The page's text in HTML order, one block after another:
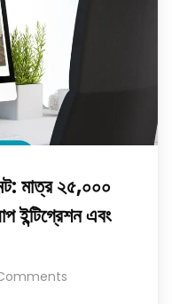
মাত্র ২৫,০০০
ইন্টিগ্রেশন এবং